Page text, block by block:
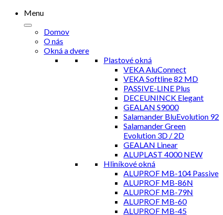
Menu
Domov
O nás
Okná a dvere
Plastové okná
VEKA AluConnect
VEKA Softline 82 MD
PASSIVE-LINE Plus
DECEUNINCK Elegant
GEALAN S9000
Salamander BluEvolution 92
Salamander Green
Evolution 3D / 2D
GEALAN Linear
ALUPLAST 4000 NEW
Hliníkové okná
ALUPROF MB-104 Passive
ALUPROF MB-86N
ALUPROF MB-79N
ALUPROF MB-60
ALUPROF MB-45